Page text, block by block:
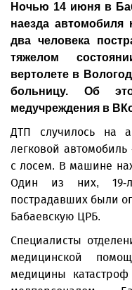
Ночью 14 июня в
наезда
два человека
тяжелом
вертолете в
больницу. Об
медучреждения в
ДТП случилось на
легковой
с лосем. В машине
Один из них, 19-
пострадавших были
Бабаевскую ЦРБ.
Специалисты
медицинской
медицины